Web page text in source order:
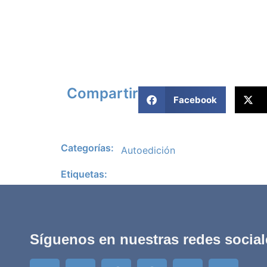
Compartir Facebook
Categorías:
Autoedición
Etiquetas:
Síguenos en nuestras redes